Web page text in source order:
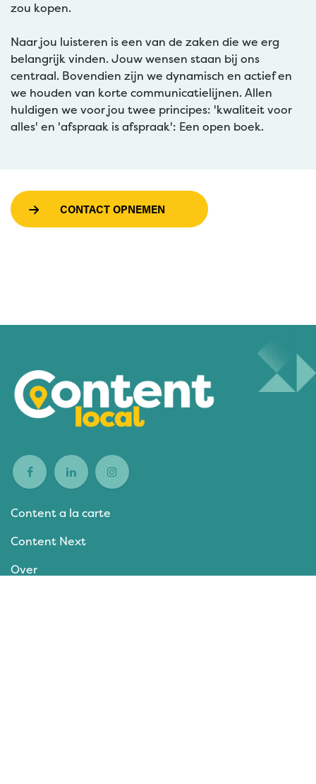
zou kopen.
Naar jou luisteren is een van de zaken die we erg
belangrijk vinden. Jouw wensen staan bij ons
centraal. Bovendien zijn we dynamisch en actief en
we houden van korte communicatielijnen. Allen
huldigen we voor jou twee principes: 'kwaliteit voor
alles' en 'afspraak is afspraak': Een open boek.
CONTACT OPNEMEN
Content a la carte
Content Next
Over